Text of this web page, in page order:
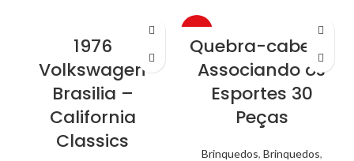
1976
Volkswagen
Brasilia –
California
Classics
Quebra-cabeça
Associando os
Esportes 30
Peças
Brinquedos, Brinquedos,